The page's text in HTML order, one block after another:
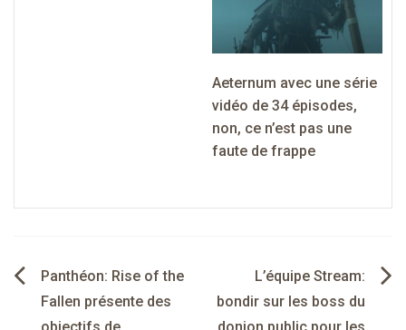
Aeternum avec une série
vidéo de 34 épisodes,
non, ce n’est pas une
faute de frappe
Navigation
de
Panthéon: Rise of the
Fallen présente des
L’équipe Stream:
bondir sur les boss du